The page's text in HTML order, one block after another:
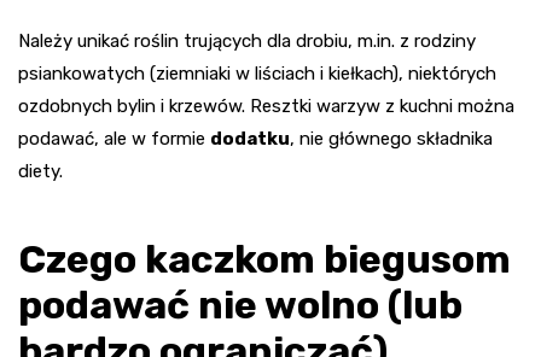
Należy unikać roślin trujących dla drobiu, m.in. z rodziny
psiankowatych (ziemniaki w liściach i kiełkach), niektórych
ozdobnych bylin i krzewów. Resztki warzyw z kuchni można
podawać, ale w formie dodatku, nie głównego składnika
diety.
Czego kaczkom biegusom
podawać nie wolno (lub